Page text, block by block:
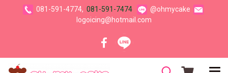
081-591-4774, 081-591-7474
@ohmycake
logoicing@hotmail.com